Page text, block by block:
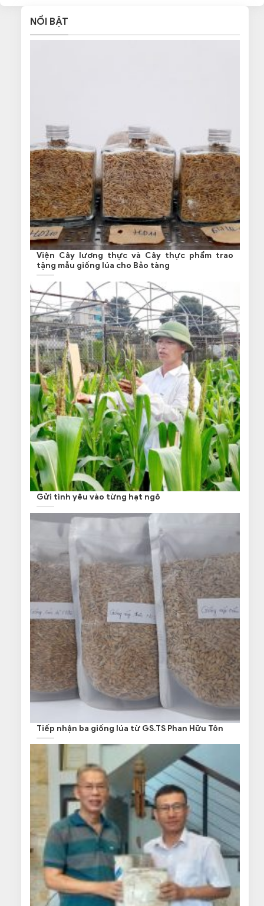
NỔI BẬT
Viện Cây lương thực và Cây thực phẩm trao
tặng mẫu giống lúa cho Bảo tàng
Gửi tình yêu vào từng hạt ngô
Tiếp nhận ba giống lúa từ GS.TS Phan Hữu Tôn